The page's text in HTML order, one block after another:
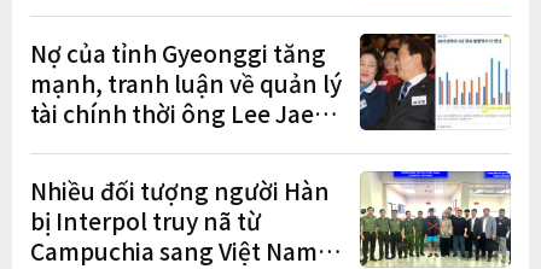
Nợ của tỉnh Gyeonggi tăng
mạnh, tranh luận về quản lý
tài chính thời ông Lee Jae-
Nhiều đối tượng người Hàn
bị Interpol truy nã từ
Campuchia sang Việt Nam